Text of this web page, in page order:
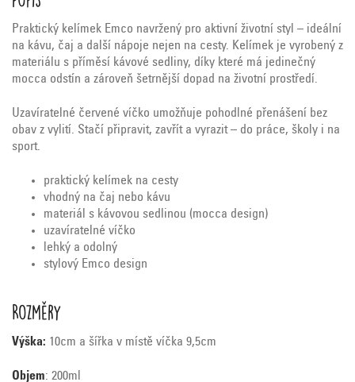
Praktický kelímek Emco navržený pro aktivní životní styl – ideální
na kávu, čaj a další nápoje nejen na cesty. Kelímek je vyrobený z
materiálu s příměsí kávové sedliny, díky které má jedinečný
mocca odstín a zároveň šetrnější dopad na životní prostředí.
Uzavíratelné červené víčko umožňuje pohodlné přenášení bez
obav z vylití. Stačí připravit, zavřít a vyrazit – do práce, školy i na
sport.
praktický kelímek na cesty
vhodný na čaj nebo kávu
materiál s kávovou sedlinou (mocca design)
uzavíratelné víčko
lehký a odolný
stylový Emco design
Rozměry
Výška: 10cm a šířka v místě víčka 9,5cm
Objem: 200ml